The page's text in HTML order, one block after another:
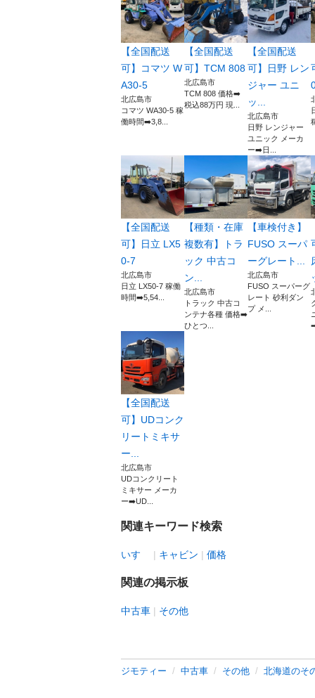
【全国配送
可】コマツ W
A30-5
北広島市
コマツ WA30-5 稼
働時間➡️3,8...
【全国配送
可】TCM 808
北広島市
TCM 808 価格➡️
税込88万円 現...
【全国配送
可】日野 レン
ジャー ユニ
ッ...
北広島市
日野 レンジャー
ユニック メーカ
ー➡️日...
【全国配送
可】日立 LX5
0-7
北広島市
日立 LX50-7 稼働
時間➡️5,54...
【種類・在庫
複数有】トラ
ック 中古コ
ン...
北広島市
トラック 中古コ
ンテナ各種 価格➡️
ひとつ...
【車検付き】
FUSO スーパ
ーグレート...
北広島市
FUSO スーパーグ
レート 砂利ダン
プ メ...
【全国配送
可】UDコンク
リートミキサ
ー...
北広島市
UDコンクリート
ミキサー メーカ
ー➡️UD...
関連キーワード検索
いすゞ キャビン 価格
関連の掲示板
中古車 その他
ジモティー 中古車 その他 北海道のそ